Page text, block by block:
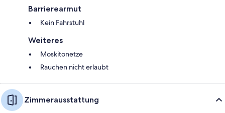
Barrierearmut
Kein Fahrstuhl
Weiteres
Moskitonetze
Rauchen nicht erlaubt
Zimmerausstattung